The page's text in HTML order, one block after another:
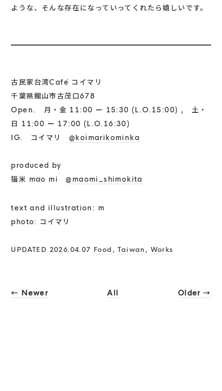
ような、そんな存在になっていってくれたら嬉しいです。
古民家台湾Café コイマリ
千葉県館山市古茂口678
Open. 月・金 11:00 ー 15:30 (L.O.15:00) , 土・
日 11:00 ー 17:00 (L.O.16:30)
IG. コイマリ @koimarikominka
produced by
猫米 mao mi @maomi_shimokita
text and illustration: m
photo: コイマリ
UPDATED 2026.04.07 Food ,Taiwan , Works
Older →
← Newer All